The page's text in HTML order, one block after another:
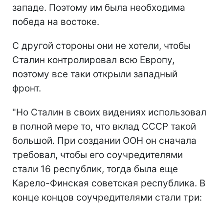
западе. Поэтому им была необходима
победа на востоке.
С другой стороны они не хотели, чтобы
Сталин контролировал всю Европу,
поэтому все таки открыли западный
фронт.
"Но Сталин в своих видениях использовал
в полной мере то, что вклад СССР такой
большой. При создании ООН он сначала
требовал, чтобы его соучредителями
стали 16 республик, тогда была еще
Карело-Финская советская республика. В
конце концов соучредителями стали три: